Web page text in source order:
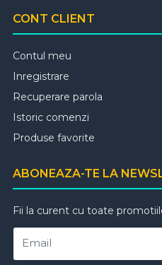
CONT CLIENT
Contul meu
Inregistrare
Recuperare parola
Istoric comenzi
Produse favorite
ABONEAZA-TE LA
Fii la curent cu toate
Email